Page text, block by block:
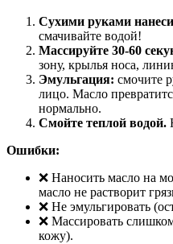
Сухими руками
смачивайте водой!
Массируйте 30-60
зону, крылья носа,
Эмульгация: смочите
лицо. Масло
нормально.
Смойте теплой водой.
Ошибки:
❌ Наносить масло на
масло не растворит
❌ Не эмульгировать
❌ Массировать
кожу).